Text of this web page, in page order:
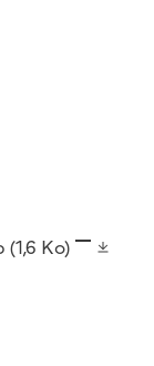
(1,6 Ko)